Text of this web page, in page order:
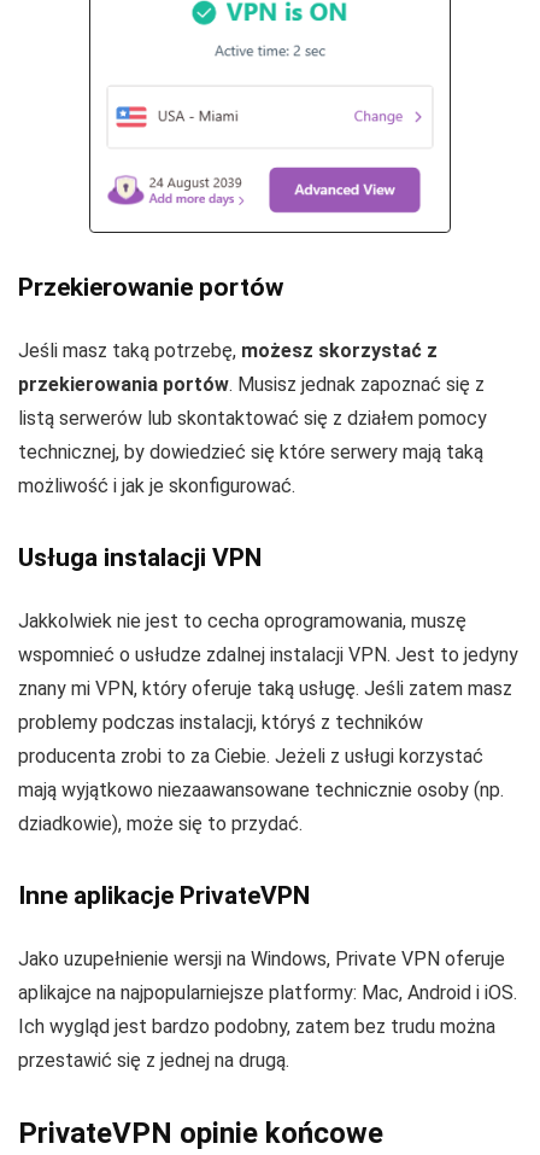
Przekierowanie portów
Jeśli masz taką potrzebę, możesz skorzystać z
przekierowania portów. Musisz jednak zapoznać się z
listą serwerów lub skontaktować się z działem pomocy
technicznej, by dowiedzieć się które serwery mają taką
możliwość i jak je skonfigurować.
Usługa instalacji VPN
Jakkolwiek nie jest to cecha oprogramowania, muszę
wspomnieć o usłudze zdalnej instalacji VPN. Jest to jedyny
znany mi VPN, który oferuje taką usługę. Jeśli zatem masz
problemy podczas instalacji, któryś z techników
producenta zrobi to za Ciebie. Jeżeli z usługi korzystać
mają wyjątkowo niezaawansowane technicznie osoby (np.
dziadkowie), może się to przydać.
Inne aplikacje PrivateVPN
Jako uzupełnienie wersji na Windows, Private VPN oferuje
aplikajce na najpopularniejsze platformy: Mac, Android i iOS.
Ich wygląd jest bardzo podobny, zatem bez trudu można
przestawić się z jednej na drugą.
PrivateVPN opinie końcowe